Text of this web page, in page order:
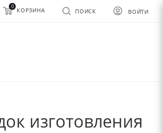
ВОЙТИ
ПОИСК
0
КОРЗИНА
изготовления